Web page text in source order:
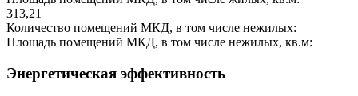
313,21
Количество помещений МКД, в том числе нежилых:
Площадь помещений МКД, в том числе нежилых, кв.м:
Энергетическая эффективность